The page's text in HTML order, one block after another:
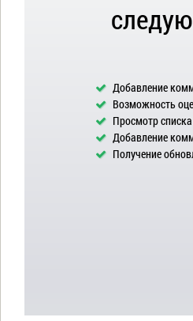
Добавление
Возможность
Просмотр
Добавление
Получение